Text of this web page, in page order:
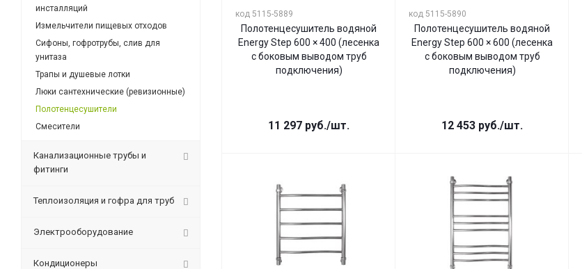
код 5115-5889
Полотенцесушитель водяной
Energy Step 600 × 400 (лесенка
с боковым выводом труб
подключения)
11 297 руб./шт.
код 5115-5890
Полотенцесушитель водяной
Energy Step 600 × 600 (лесенка
с боковым выводом труб
подключения)
12 453 руб./шт.
инсталляций
Измельчители пищевых отходов
Сифоны, гофротрубы, слив для
унитаза
Трапы и душевые лотки
Люки сантехнические (ревизионные)
Полотенцесушители
Смесители
Канализационные трубы и
фитинги
Теплоизоляция и гофра для труб
Электрооборудование
Кондиционеры